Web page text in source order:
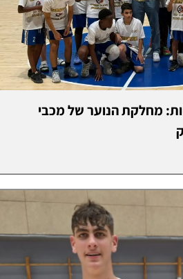
מחלקת הנוער של מכבי